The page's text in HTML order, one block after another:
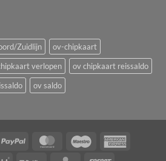
Zuidlijn
ov-chipkaart
verlopen
ov chipkaart reissaldo
ov saldo
PayPal MasterCardMaestro